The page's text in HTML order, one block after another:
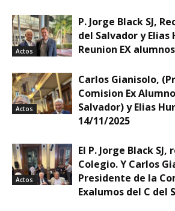
Actos
P. Jorge Black SJ,
del Salvador y
Reunion EX
Actos
Carlos Gianisolo,
Comision Ex
Salvador) y Elias
14/11/2025
Actos
El P. Jorge Black
Colegio. Y Carlos
Presidente de la
Exalumos del C del